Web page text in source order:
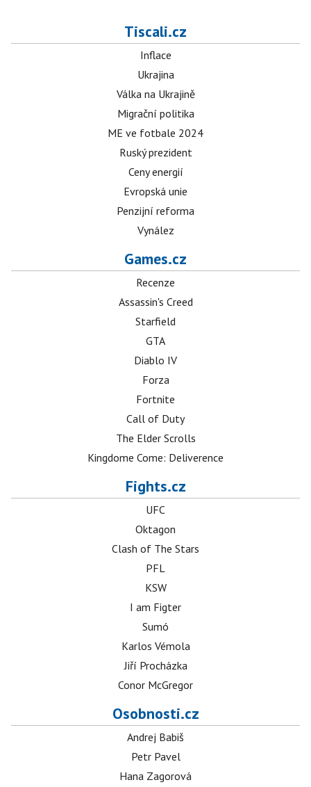
Tiscali.cz
Inflace
Ukrajina
Válka na Ukrajině
Migrační politika
ME ve fotbale 2024
Ruský prezident
Ceny energií
Evropská unie
Penzijní reforma
Vynález
Games.cz
Recenze
Assassin's Creed
Starfield
GTA
Diablo IV
Forza
Fortnite
Call of Duty
The Elder Scrolls
Kingdome Come: Deliverence
Fights.cz
UFC
Oktagon
Clash of The Stars
PFL
KSW
I am Figter
Sumó
Karlos Vémola
Jiří Procházka
Conor McGregor
Osobnosti.cz
Andrej Babiš
Petr Pavel
Hana Zagorová